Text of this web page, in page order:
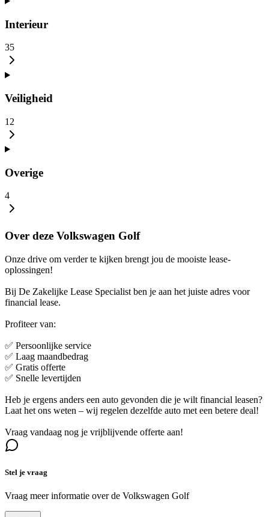
Interieur
35
Veiligheid
12
Overige
4
Over deze Volkswagen Golf
Onze drive om verder te kijken brengt jou de mooiste lease-
oplossingen!
Bij De Zakelijke Lease Specialist ben je aan het juiste adres voor
financial lease.
Profiteer van:
✅ Persoonlijke service
✅ Laag maandbedrag
✅ Gratis offerte
✅ Snelle levertijden
Heb je ergens anders een auto gevonden die je wilt financial leasen?
Laat het ons weten – wij regelen dezelfde auto met een betere deal!
Vraag vandaag nog je vrijblijvende offerte aan!
Stel je vraag
Vraag meer informatie over de Volkswagen Golf